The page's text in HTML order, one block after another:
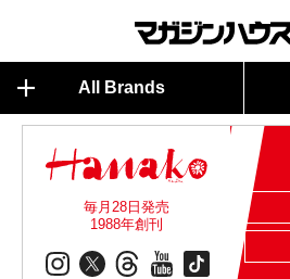
All Brands
毎月28日発売
1988年創刊